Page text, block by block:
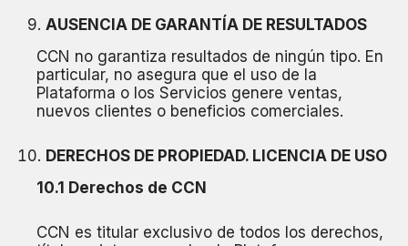
AUSENCIA DE GARANTÍA DE RESULTADOS
CCN no garantiza resultados de ningún tipo. En
particular, no asegura que el uso de la
Plataforma o los Servicios genere ventas,
nuevos clientes o beneficios comerciales.
DERECHOS DE PROPIEDAD. LICENCIA DE USO
10.1 Derechos de CCN
CCN es titular exclusivo de todos los derechos,